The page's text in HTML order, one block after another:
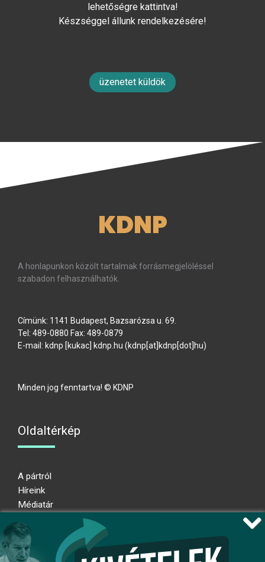
lehetőségre kattintva!
Készséggel állunk rendelkezésére!
üzenetet küldök
KDNP
A honlapunkon közölt tartalmak forrásmegjelöléssel
szabadon felhasználhatók.
Címünk: 1141 Budapest, Bazsarózsa u. 69.
Tel: 489-0880 Fax: 489-0879
E-mail: kdnp [kukac] kdnp hu (kdnp[at]kdnp[dot]hu)
Minden jog fenntartva! © KDNP
Oldaltérkép
A pártról
Híreink
Médiatár
Adatkezelési nyilatkozat
Átláthatósági nyilatkozat